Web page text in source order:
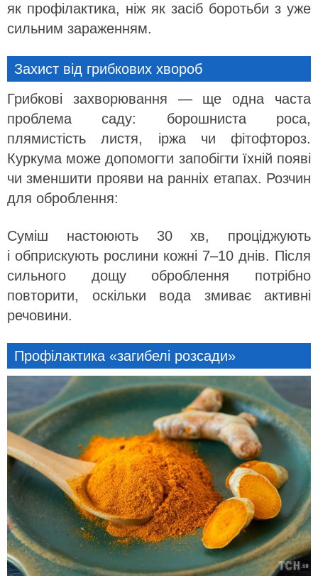
як профілактика, ніж як засіб боротьби з уже
сильним зараженням.
Захист від грибкових хвороб
Грибкові захворювання — ще одна часта
проблема саду: борошниста роса,
плямистість листя, іржа чи фітофтороз.
Куркума може допомогти запобігти їхній появі
чи зменшити прояви на ранніх етапах. Розчин
для оброблення:
Суміш настоюють 30 хв, проціджують
і обприскують рослини кожні 7–10 днів. Після
сильного дощу оброблення потрібно
повторити, оскільки вода змиває активні
речовини.
Профілактика «загибелі розсади»